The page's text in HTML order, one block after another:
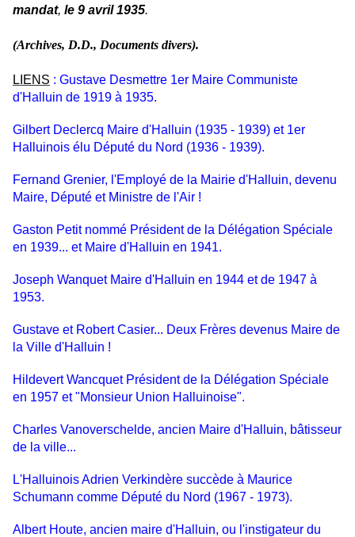
mandat, le 9 avril 1935.
(Archives, D.D., Documents divers).
LIENS : Gustave Desmettre 1er Maire Communiste
d'Halluin de 1919 à 1935.
Gilbert Declercq Maire d'Halluin (1935 - 1939) et 1er
Halluinois élu Député du Nord (1936 - 1939).
Fernand Grenier, l'Employé de la Mairie d'Halluin, devenu
Maire, Député et Ministre de l'Air !
Gaston Petit nommé Président de la Délégation Spéciale
en 1939... et Maire d'Halluin en 1941.
Joseph Wanquet Maire d'Halluin en 1944 et de 1947 à
1953.
Gustave et Robert Casier... Deux Frères devenus Maire de
la Ville d'Halluin !
Hildevert Wancquet Président de la Délégation Spéciale
en 1957 et "Monsieur Union Halluinoise".
Charles Vanoverschelde, ancien Maire d'Halluin, bâtisseur
de la ville...
L'Halluinois Adrien Verkindère succède à Maurice
Schumann comme Député du Nord (1967 - 1973).
Albert Houte, ancien maire d'Halluin, ou l'instigateur du